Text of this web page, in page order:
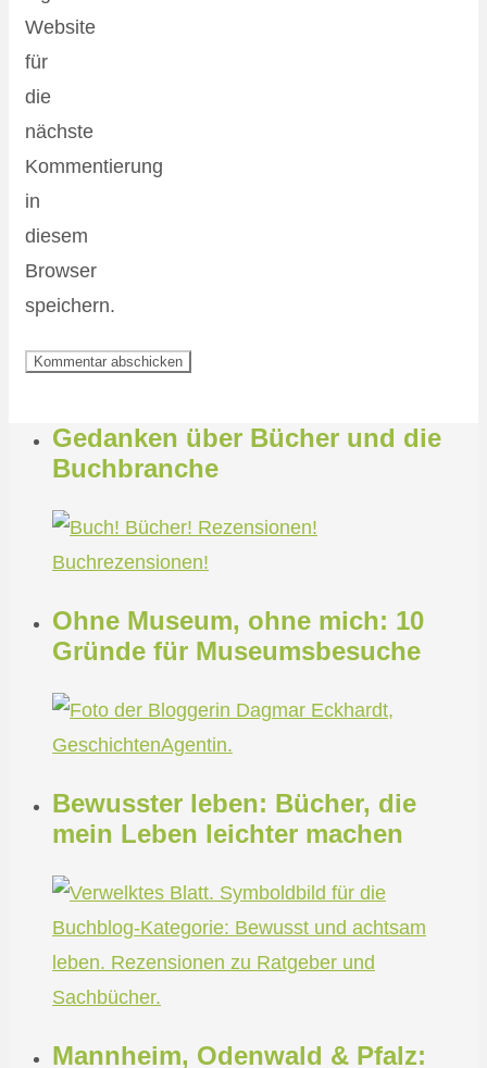
Website
für
die
nächste
Kommentierung
in
diesem
Browser
speichern.
Gedanken über Bücher und die
Buchbranche
Ohne Museum, ohne mich: 10
Gründe für Museumsbesuche
Bewusster leben: Bücher, die
mein Leben leichter machen
Mannheim, Odenwald & Pfalz: